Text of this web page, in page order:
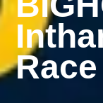
Race